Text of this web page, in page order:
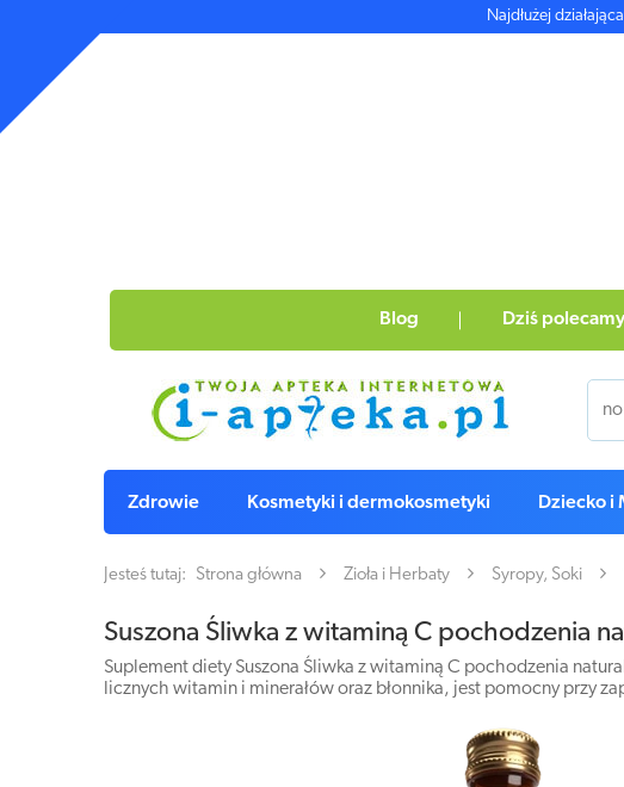
Najdłużej
Blog Dziś polecamy
Zdrowie Kosmetyki i dermokosmetyki Dziecko i
Jesteś tutaj: Strona główna Zioła i Herbaty Syropy, Soki
Suszona Śliwka z witaminą C pochodzenia
Suplement diety Suszona Śliwka z witaminą C pochodzenia
licznych witamin i minerałów oraz błonnika, jest pomocny przy